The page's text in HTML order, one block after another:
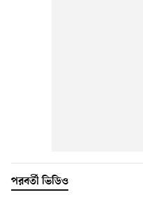
পরবর্তী ভিডিও